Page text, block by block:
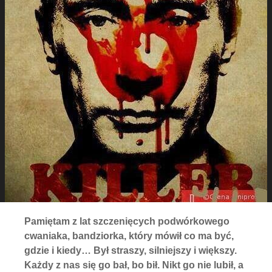
Pamiętam z lat szczenięcych podwórkowego
cwaniaka, bandziorka, który mówił co ma być,
gdzie i kiedy… Był straszy, silniejszy i większy.
Każdy z nas się go bał, bo bił. Nikt go nie lubił, a